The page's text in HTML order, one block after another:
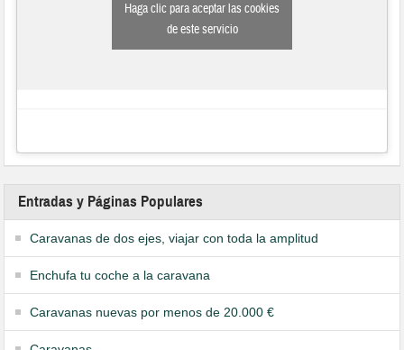
Haga clic para aceptar las cookies
de este servicio
Entradas y Páginas Populares
Caravanas de dos ejes, viajar con toda la amplitud
Enchufa tu coche a la caravana
Caravanas nuevas por menos de 20.000 €